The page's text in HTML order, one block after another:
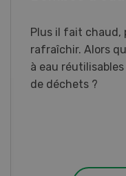
Plus il fait chaud,
rafraîchir. Alors
à eau
de déchets ?